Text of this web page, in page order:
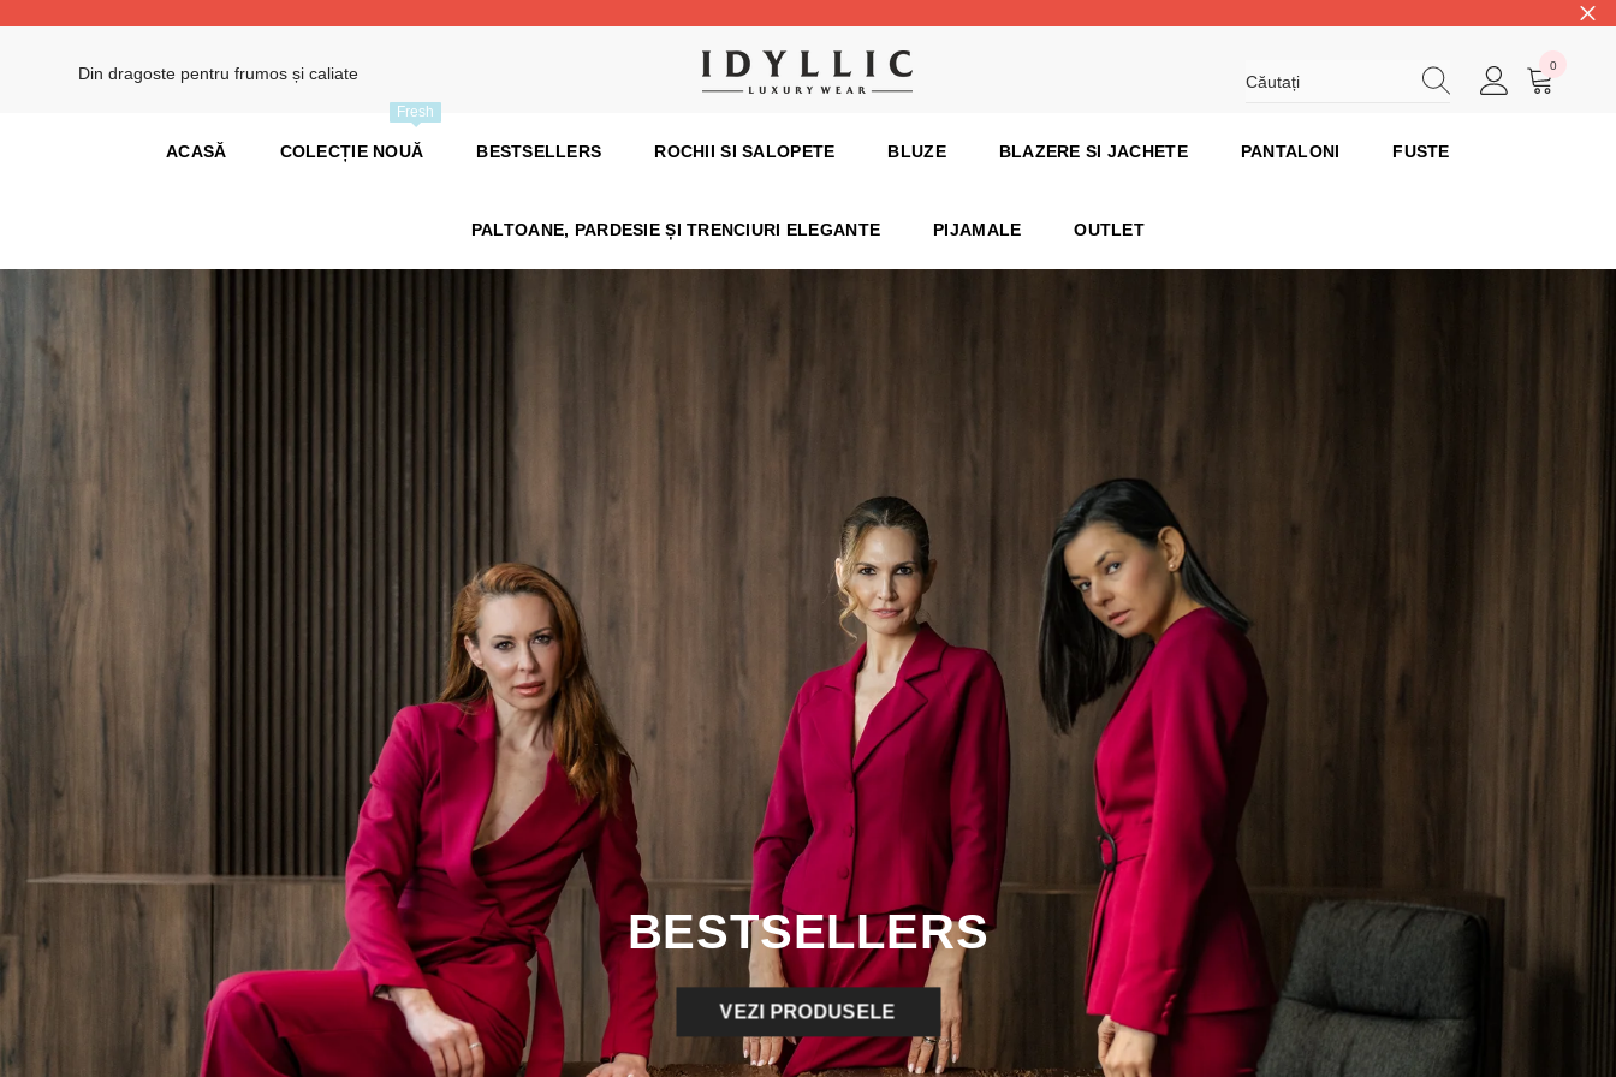
Din dragoste pentru frumos și caliate 00
ACASĂ COLECȚIE NOUĂ
Fresh
BESTSELLERS ROCHII SI SALOPETE BLUZE BLAZERE SI JACHETE PANTALONI FUSTE
PALTOANE, PARDESIE ȘI TRENCIURI ELEGANTE PIJAMALE OUTLET
BESTSELLERS
VEZI PRODUSELE